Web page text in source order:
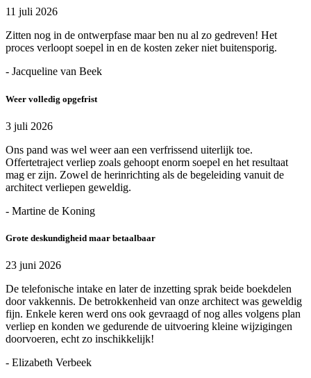
11 juli 2026
Zitten nog in de ontwerpfase maar ben nu al zo gedreven! Het
proces verloopt soepel in en de kosten zeker niet buitensporig.
- Jacqueline van Beek
Weer volledig opgefrist
3 juli 2026
Ons pand was wel weer aan een verfrissend uiterlijk toe.
Offertetraject verliep zoals gehoopt enorm soepel en het resultaat
mag er zijn. Zowel de herinrichting als de begeleiding vanuit de
architect verliepen geweldig.
- Martine de Koning
Grote deskundigheid maar betaalbaar
23 juni 2026
De telefonische intake en later de inzetting sprak beide boekdelen
door vakkennis. De betrokkenheid van onze architect was geweldig
fijn. Enkele keren werd ons ook gevraagd of nog alles volgens plan
verliep en konden we gedurende de uitvoering kleine wijzigingen
doorvoeren, echt zo inschikkelijk!
- Elizabeth Verbeek